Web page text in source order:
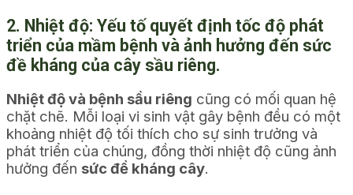
2. Nhiệt độ: Yếu tố quyết định tốc độ phát
triển của mầm bệnh và ảnh hưởng đến sức
đề kháng của cây sầu riêng.
Nhiệt độ và bệnh sầu riêng cũng có mối quan hệ
chặt chẽ. Mỗi loại vi sinh vật gây bệnh đều có một
khoảng nhiệt độ tối thích cho sự sinh trưởng và
phát triển của chúng, đồng thời nhiệt độ cũng ảnh
hưởng đến sức đề kháng cây.